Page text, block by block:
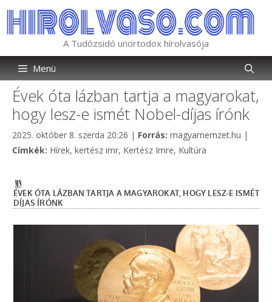
tartalomba
A Tudózsidó unortodox hírolvasója
Menü
Évek óta lázban tartja a magyarokat,
hogy lesz-e ismét Nobel-díjas írónk
2025. október 8. szerda 20:26 | Forrás: Kategória
magyarnemzet.hu |
Címkék: Címkék
Hírek, kertész imr, Kertész Imre, Kultúra